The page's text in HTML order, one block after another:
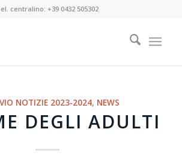
centralino:+39 0432 505302
NOTIZIE 2023-2024, NEWS
DEGLI ADULTI